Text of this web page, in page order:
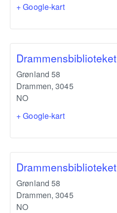
+ Google-kart
Drammensbiblioteket
Grønland 58
Drammen, 3045
NO
+ Google-kart
Drammensbiblioteket
Grønland 58
Drammen, 3045
NO